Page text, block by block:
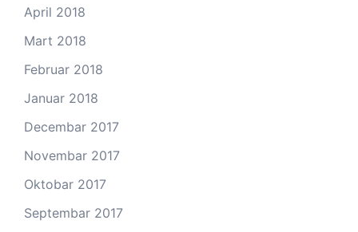
April 2018
Mart 2018
Februar 2018
Januar 2018
Decembar 2017
Novembar 2017
Oktobar 2017
Septembar 2017